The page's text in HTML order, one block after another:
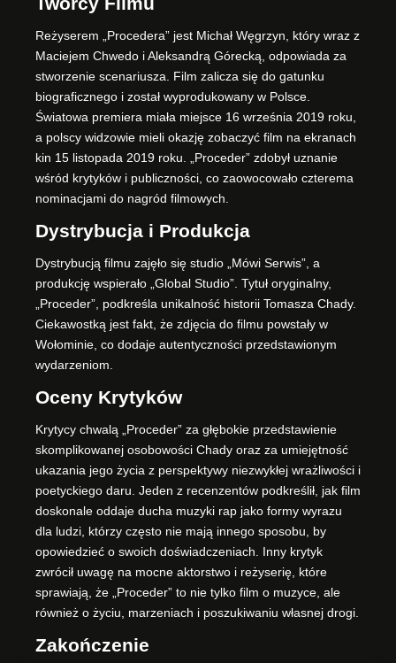
Reżyserem „Procedera” jest Michał Węgrzyn, który wraz z
Maciejem Chwedo i Aleksandrą Górecką, odpowiada za
stworzenie scenariusza. Film zalicza się do gatunku
biograficznego i został wyprodukowany w Polsce.
Światowa premiera miała miejsce 16 września 2019 roku,
a polscy widzowie mieli okazję zobaczyć film na ekranach
kin 15 listopada 2019 roku. „Proceder” zdobył uznanie
wśród krytyków i publiczności, co zaowocowało czterema
nominacjami do nagród filmowych.
Dystrybucja i Produkcja
Dystrybucją filmu zajęło się studio „Mówi Serwis”, a
produkcję wspierało „Global Studio”. Tytuł oryginalny,
„Proceder”, podkreśla unikalność historii Tomasza Chady.
Ciekawostką jest fakt, że zdjęcia do filmu powstały w
Wołominie, co dodaje autentyczności przedstawionym
wydarzeniom.
Oceny Krytyków
Krytycy chwalą „Proceder” za głębokie przedstawienie
skomplikowanej osobowości Chady oraz za umiejętność
ukazania jego życia z perspektywy niezwykłej wrażliwości i
poetyckiego daru. Jeden z recenzentów podkreślił, jak film
doskonale oddaje ducha muzyki rap jako formy wyrazu
dla ludzi, którzy często nie mają innego sposobu, by
opowiedzieć o swoich doświadczeniach. Inny krytyk
zwrócił uwagę na mocne aktorstwo i reżyserię, które
sprawiają, że „Proceder” to nie tylko film o muzyce, ale
również o życiu, marzeniach i poszukiwaniu własnej drogi.
Zakończenie